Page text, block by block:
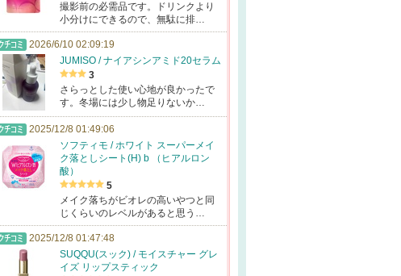
撮影前の必需品です。ドリンクより
小分けにできるので、無駄に排…
2026/6/10 02:09:19
JUMISO / ナイアシンアミド20セラム
3
さらっとした使い心地が良かったで
す。冬場には少し物足りないか…
2025/12/8 01:49:06
ソフティモ / ホワイト スーパーメイ
ク落としシート(H) b （ヒアルロン
酸）
5
メイク落ちがビオレの高いやつと同
じくらいのレベルがあると思う…
2025/12/8 01:47:48
SUQQU(スック) / モイスチャー グレ
イズ リップスティック